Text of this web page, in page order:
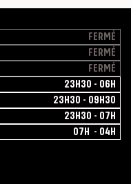
FERMÉ
FERMÉ
FERMÉ
23H30 - 06H
23H30 - 09H30
23H30 - 07H
07H - 04H